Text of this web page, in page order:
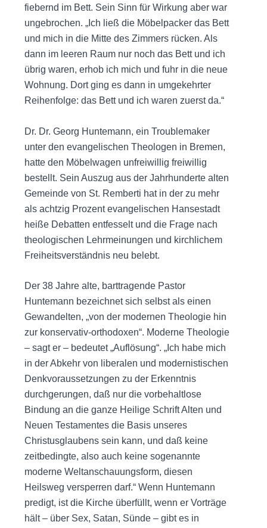
fiebernd im Bett. Sein Sinn für Wirkung aber war
ungebrochen. „Ich ließ die Möbelpacker das Bett
und mich in die Mitte des Zimmers rücken. Als
dann im leeren Raum nur noch das Bett und ich
übrig waren, erhob ich mich und fuhr in die neue
Wohnung. Dort ging es dann in umgekehrter
Reihenfolge: das Bett und ich waren zuerst da.“
Dr. Dr. Georg Huntemann, ein Troublemaker
unter den evangelischen Theologen in Bremen,
hatte den Möbelwagen unfreiwillig freiwillig
bestellt. Sein Auszug aus der Jahrhunderte alten
Gemeinde von St. Remberti hat in der zu mehr
als achtzig Prozent evangelischen Hansestadt
heiße Debatten entfesselt und die Frage nach
theologischen Lehrmeinungen und kirchlichem
Freiheitsverständnis neu belebt.
Der 38 Jahre alte, barttragende Pastor
Huntemann bezeichnet sich selbst als einen
Gewandelten, „von der modernen Theologie hin
zur konservativ-orthodoxen“. Moderne Theologie
– sagt er – bedeutet „Auflösung“. „Ich habe mich
in der Abkehr von liberalen und modernistischen
Denkvoraussetzungen zu der Erkenntnis
durchgerungen, daß nur die vorbehaltlose
Bindung an die ganze Heilige Schrift Alten und
Neuen Testamentes die Basis unseres
Christusglaubens sein kann, und daß keine
zeitbedingte, also auch keine sogenannte
moderne Weltanschauungsform, diesen
Heilsweg versperren darf.“ Wenn Huntemann
predigt, ist die Kirche überfüllt, wenn er Vorträge
hält – über Sex, Satan, Sünde – gibt es in